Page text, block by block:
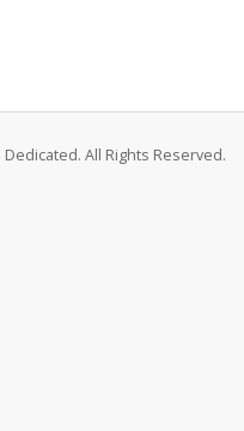
All Rights Reserved.